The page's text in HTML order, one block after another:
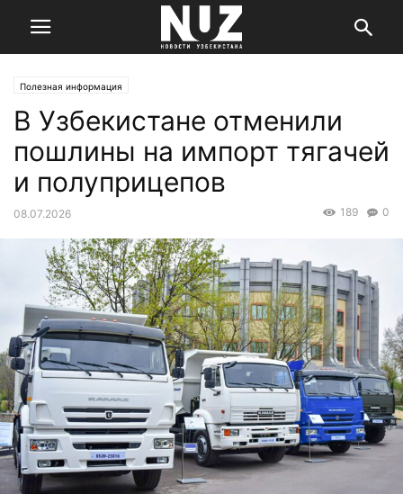
Полезная информация
В Узбекистане отменили
пошлины на импорт тягачей
и полуприцепов
08.07.2026 0
189